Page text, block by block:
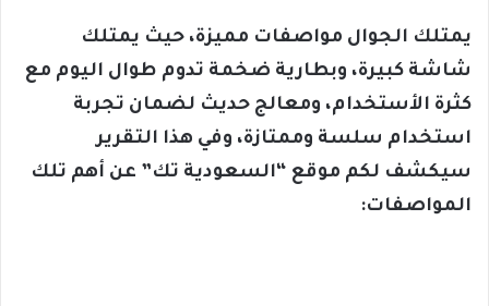
يمتلك الجوال مواصفات مميزة، حيث يمتلك
شاشة كبيرة، وبطارية ضخمة تدوم طوال اليوم مع
كثرة الأستخدام، ومعالج حديث لضمان تجربة
استخدام سلسة وممتازة، وفي هذا التقرير
سيكشف لكم موقع “السعودية تك” عن أهم تلك
المواصفات: